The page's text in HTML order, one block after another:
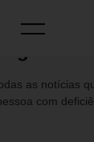
as notícias
com